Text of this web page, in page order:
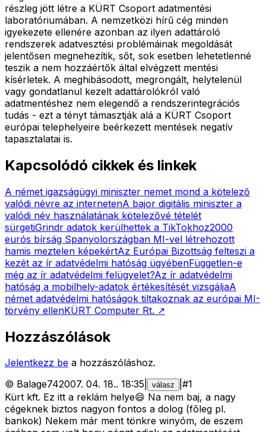
részleg jött létre a KÜRT Csoport adatmentési
laboratóriumában. A nemzetközi hírű cég minden
igyekezete ellenére azonban az ilyen adattároló
rendszerek adatvesztési problémáinak megoldását
jelentősen megnehezítik, sőt, sok esetben lehetetlenné
teszik a nem hozzáértők által elvégzett mentési
kísérletek. A meghibásodott, megrongált, helytelenül
vagy gondatlanul kezelt adattárolókról való
adatmentéshez nem elegendő a rendszerintegrációs
tudás - ezt a tényt támasztják alá a KÜRT Csoport
európai telephelyeire beérkezett mentések negatív
tapasztalatai is.
Kapcsolódó cikkek és linkek
A német igazságügyi miniszter nemet mond a kötelező
valódi névre az internetenA bajor digitális miniszter a
valódi név használatának kötelezővé tételét
sürgetiGrindr adatok kerülhettek a TikTokhoz2000
eurós bírság Spanyolországban MI-vel létrehozott
hamis meztelen képekértAz Európai Bizottság felteszi a
kezét az ír adatvédelmi hatóság ügyébenFüggetlen-e
még az ír adatvédelmi felügyelet?Az ír adatvédelmi
hatóság a mobilhely-adatok értékesítését vizsgáljaA
német adatvédelmi hatóságok tiltakoznak az európai MI-
törvény ellenKÜRT Computer Rt. ↗
Hozzászólások
Jelentkezz be a hozzászóláshoz.
© Balage742007. 04. 18.. 18:35 válasz #1
Kürt kft. Ez itt a reklám helye😄 Na nem baj, a nagy
cégeknek biztos nagyon fontos a dolog (fõleg pl.
bankok) Nekem már ment tönkre winyóm, de eszem